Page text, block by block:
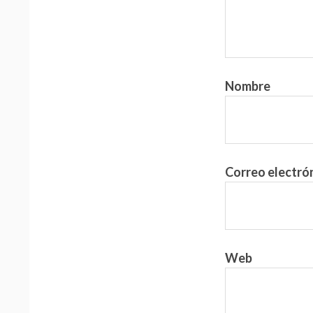
Nombre
Correo
Web